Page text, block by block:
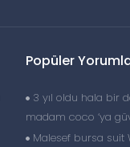
Popüler
3 yıl oldu hala bir
madam coco ‘ya
Malesef bursa